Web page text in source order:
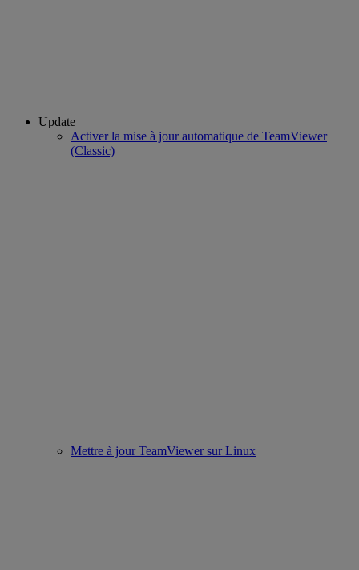
Update
Activer la mise à jour automatique de TeamViewer
(Classic)
Mettre à jour TeamViewer sur Linux